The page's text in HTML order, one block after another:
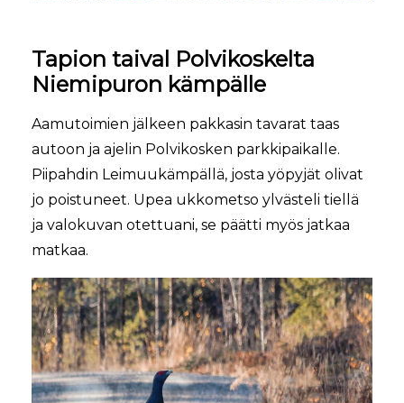
Tapion taival Polvikoskelta
Niemipuron kämpälle
Aamutoimien jälkeen pakkasin tavarat taas
autoon ja ajelin Polvikosken parkkipaikalle.
Piipahdin Leimuukämpällä, josta yöpyjät olivat
jo poistuneet. Upea ukkometso ylvästeli tiellä
ja valokuvan otettuani, se päätti myös jatkaa
matkaa.